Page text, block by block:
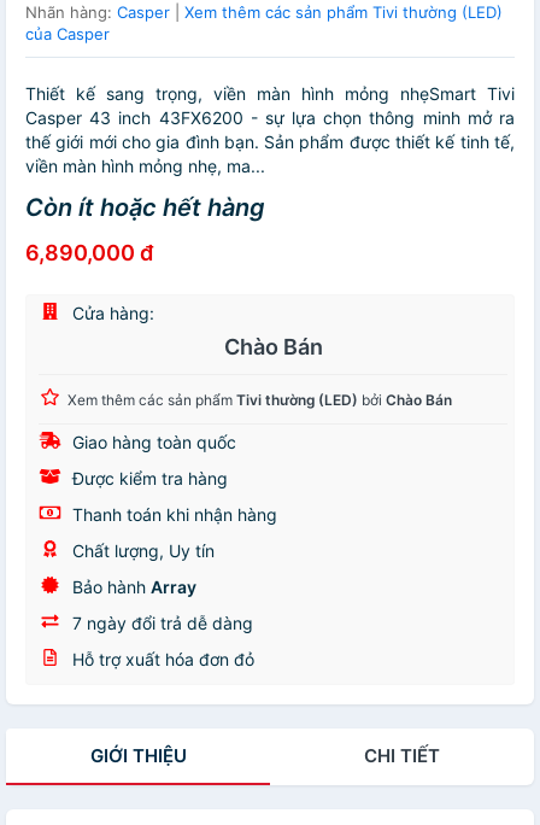
Nhãn hàng: Casper
Xem thêm các sản phẩm Tivi thường (LED)
của Casper
Thiết kế sang trọng, viền màn hình mỏng nhẹSmart Tivi
Casper 43 inch 43FX6200 - sự lựa chọn thông minh mở ra
thế giới mới cho gia đình bạn. Sản phẩm được thiết kế tinh tế,
viền màn hình mỏng nhẹ, ma...
Còn ít hoặc hết hàng
6,890,000 đ
Cửa hàng:
Chào Bán
Xem thêm các sản phẩm Tivi thường (LED) bởi Chào Bán
Giao hàng toàn quốc
Được kiểm tra hàng
Thanh toán khi nhận hàng
Chất lượng, Uy tín
Bảo hành Array
7 ngày đổi trả dễ dàng
Hỗ trợ xuất hóa đơn đỏ
GIỚI THIỆU CHI TIẾT